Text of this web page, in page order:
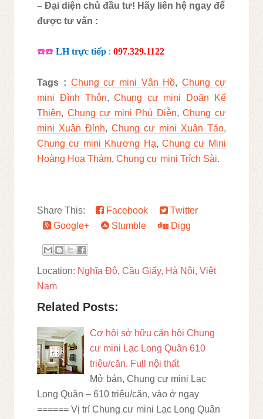
– Đại diện chủ đầu tư! Hãy liên hệ ngay để
được tư vấn :
☎☎ LH trực tiếp :097.329.1122
Tags : Chung cư mini Vân Hồ, Chung cư
mini Đình Thôn,Chung cư mini Doãn Kế
Thiện, Chung cư mini Phú Diễn,Chung cư
mini Xuân Đỉnh,Chung cư mini Xuân Tảo,
Chung cư mini Khương Hạ, Chung cư Mini
Hoàng Hoa Thám,Chung cư mini Trích Sài.
Share This: Facebook
Twitter
Google+
Stumble Digg
Location: Nghĩa Đô, Cầu Giấy, Hà Nội, Việt
Nam
Related Posts:
Cơ hội sở hữu căn hội Chung
cư mini Lạc Long Quân 610
triệu/căn. Full nội thất
Mở bán, Chung cư mini Lạc
Long Quân – 610 triệu/căn, vào ở ngay
====== Vị trí Chung cư mini Lạc Long Quân